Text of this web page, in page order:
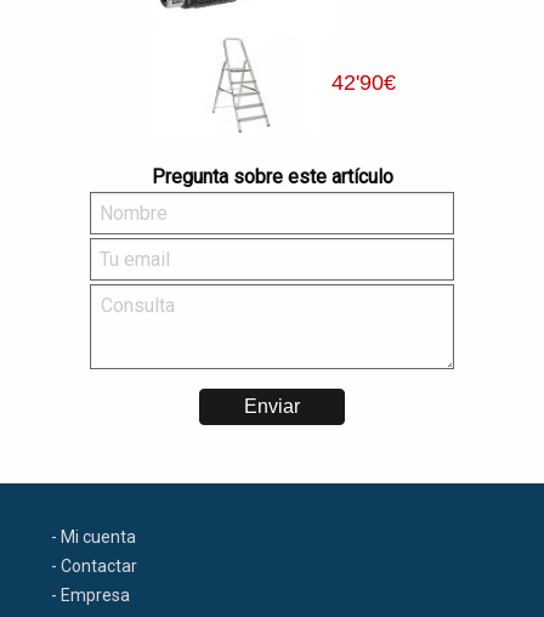
42'90€
Pregunta sobre este artículo
- Mi cuenta
- Contactar
- Empresa